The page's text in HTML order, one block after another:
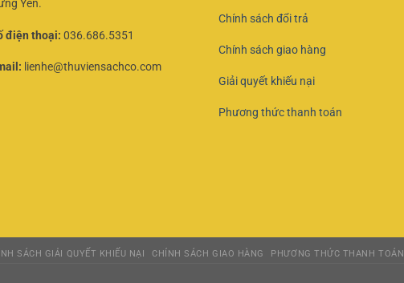
Yên.
điện thoại: 036.686.5351
lienhe@thuviensachco.com
Chính sách đổi trả
Chính sách giao hàng
Giải quyết khiếu nại
Phương thức thanh toán
SÁCH GIẢI QUYẾT KHIẾU NẠI CHÍNH SÁCH GIAO HÀNG PHƯƠNG THỨC THANH TOÁN